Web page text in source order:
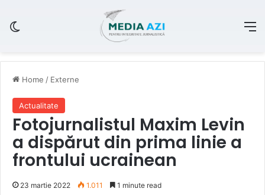
Home / Externe
Actualitate
Fotojurnalistul Maxim Levin
a dispărut din prima linie a
frontului ucrainean
23 martie 2022 1.011 1 minute read